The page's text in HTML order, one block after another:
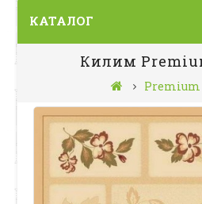
КАТАЛОГ
Килим
Premium